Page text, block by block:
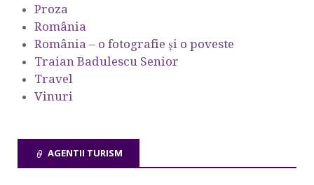
Proza
România
România – o fotografie şi o poveste
Traian Badulescu Senior
Travel
Vinuri
AGENTII TURISM